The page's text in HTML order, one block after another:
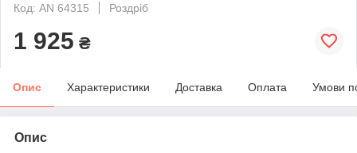
Код: AN 64315
Роздріб
1 925 ₴
Опис Характеристики Доставка Оплата Умови
Опис